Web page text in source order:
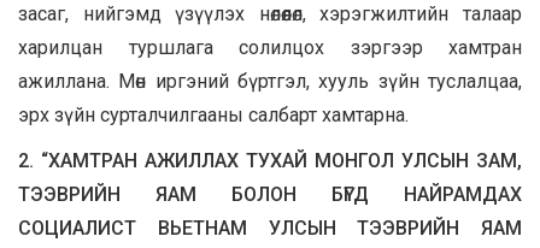
засаг, нийгэмд үзүүлэх нөлөөлөл, хэрэгжилтийн талаар
харилцан туршлага солилцох зэргээр хамтран
ажиллана. Мөн иргэний бүртгэл, хууль зүйн туслалцаа,
эрх зүйн сурталчилгааны салбарт хамтарна.
2. “ХАМТРАН АЖИЛЛАХ ТУХАЙ МОНГОЛ УЛСЫН ЗАМ,
ТЭЭВРИЙН ЯАМ БОЛОН БҮГД НАЙРАМДАХ
СОЦИАЛИСТ ВЬЕТНАМ УЛСЫН ТЭЭВРИЙН ЯАМ